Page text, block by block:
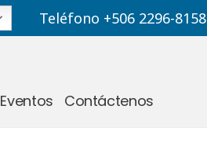
Teléfono +506 2296-8158
Eventos Contáctenos